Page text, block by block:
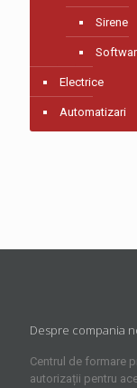
Sirene
Electrice
Automatizari
Despre compania
Centrul de formare
autorizații pentru